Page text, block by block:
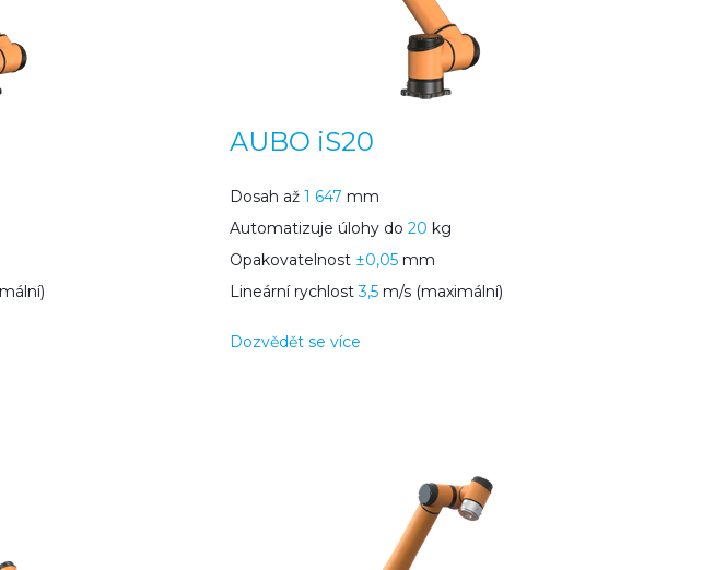
AUBO iS20
Dosah až 1 647 mm
Automatizuje úlohy do 20 kg
Opakovatelnost ±0,05mm
Lineární rychlost3,5m/s (maximální)
Dozvědět se více